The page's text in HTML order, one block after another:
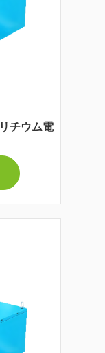
チウム電